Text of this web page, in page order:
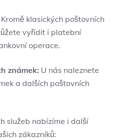
Kromě klasických poštovních
vyřídit i platební
operace.
známek: U nás naleznete
a dalších poštovních
služeb nabízíme i další
zákazníků: